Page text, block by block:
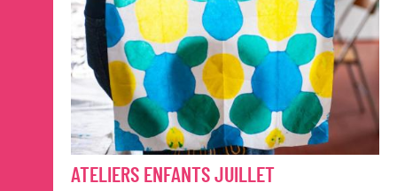
ATELIERS ENFANTS JUILLET